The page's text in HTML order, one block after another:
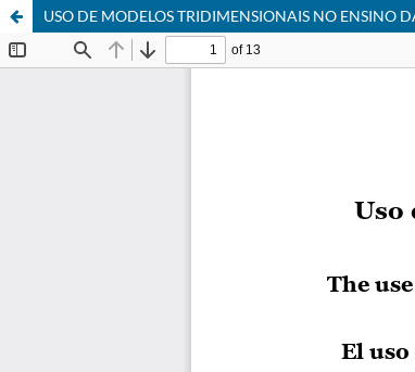
USO DE MODELOS TRIDIMENSIONAIS NO ENSINO